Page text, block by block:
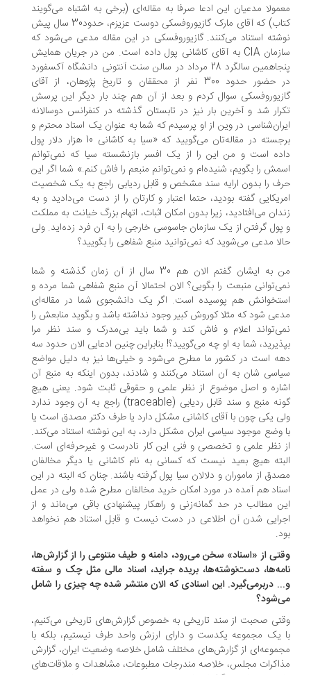
مدعیان این ادعا صرفا به مقاله‌ای (برخی به اشتباه می‌گویند
کتاب) که آقای مارک گازیوروفسکی دوست عزیزم، حدود30 سال پیش
استناد می‌کنند. گازیوروفسکی در این مقاله مدعی می‌شود که
سازمان CIA به آقای کاشانی پول داده است. من در جریان همایش
پنجاهمین سالگرد 28 مرداد در سالن سنت آنتونی دانشگاه آکسفورد
در حضور حدود 300 نفر از محققان و تاریخ پژوهان، از آقای
سوال کردم و بعد از آن هم چند بار دیگر این پرسش
شد و آخرین بار نیز در تابستان گذشته در کنفرانس دوسالانه
در وین از او پرسیدم که شما به عنوان یک استاد محترم و
برجسته در مقاله‌تان می‌گویید که «سیا به کاشانی 10 هزار دلار پول
است و من این را از یک افسر بازنشسته سیا که نمی‌توانم
را بگویم، شنیده‌ام و نمی‌توانم منبعم را فاش کنم.» شما اگر این
را بدون ارایه سند مشخص و قابل ردیابی راجع به یک شخصیت
گفته بودید، حتما اعتبار و کارتان را از دست می‌دادید و به
می‌افتادید، زیرا بدون امکان اثبات، اتهام بزرگ خیانت به مملکت
گرفتن از یک سازمان جاسوسی خارجی را به آن فرد زده‌اید. ولی
مدعی می‌شوید که نمی‌توانید منبع شفاهی را بگویید؟
من به ایشان گفتم الان هم 30 سال از آن زمان گذشته و شما
منبعت را بگویی؟ الان احتمالا آن منبع شفاهی شما مرده و
هم پوسیده است. اگر یک دانشجوی شما در مقاله‌ای
شود که مثلا کوروش کبیر وجود نداشته باشد و بگوید منابعش را
اعلام و فاش کند و شما باید بی‌مدرک و سند نظر مرا
شما به او چه می‌گویید؟! بنابراین چنین ادعایی الان حدود سه
است در کشور ما مطرح می‌شود و خیلی‌ها نیز به دلیل مواضع
شان به آن استناد می‌کنند و شادند، بدون اینکه به منبع آن
و اصل موضوع از نظر علمی و حقوقی ثابت شود. یعنی هیچ
گونه منبع و سند قابل ردیابی (traceable) راجع به آن وجود ندارد
یکی چون با آقای کاشانی مشکل دارد یا طرف دکتر مصدق است یا
وضع موجود سیاسی ایران مشکل دارد، به این نوشته استناد می‌کند.
نظر علمی و تخصصی و فنی این کار نادرست و غیرحرفه‌ای است.
هیچ بعید نیست که کسانی به نام کاشانی یا دیگر مخالفان
از ماموران و دلالان سیا پول گرفته باشند. چنان که البته در این
هم آمده در مورد امکان خرید مخالفان مطرح شده ولی در عمل
مطالب در حد گمانه‌زنی و راهکار پیشنهادی باقی می‌ماند و از
شدن آن اطلاعی در دست نیست و قابل استناد هم نخواهد
از «اسناد» سخن می‌رود، دامنه و طیف متنوعی را از گزارش‌ها،
دست‌نوشته‌ها، بریده جراید، اسناد مالی مثل چک و سفته
دربرمی‌گیرد. این اسنادی که الان منتشر شده چه چیزی را شامل
صحبت از سند تاریخی به خصوص گزارش‌های تاریخی می‌کنیم،
یک مجموعه یکدست و دارای ارزش واحد طرف نیستیم، بلکه با
از گزارش‌های مختلف شامل خلاصه وضعیت ایران، گزارش
مجلس، خلاصه مندرجات مطبوعات، مشاهدات و ملاقات‌های